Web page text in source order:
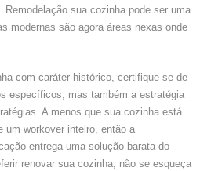
sua cozinha pode ser uma
modernas são agora áreas nexas onde
com caráter histórico, certifique-se de
específicos, mas também a estratégia
A menos que sua cozinha está
um workover inteiro, então a
entrega uma solução barata do
renovar sua cozinha, não se esqueça